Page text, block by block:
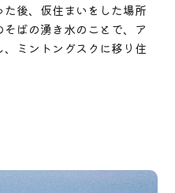
後、仮住まいをした場所
ばの湧き水のことで、ア
ミントングスクに移り住